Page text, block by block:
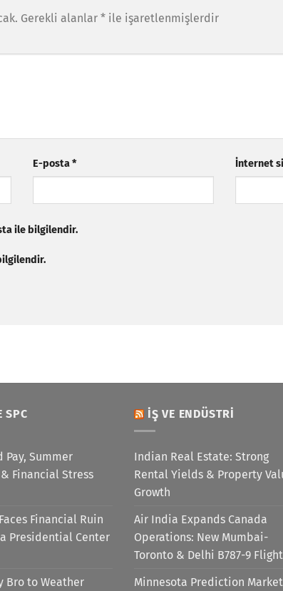
Gerekli alanlar * ile işaretlenmişlerdir
E-posta* İnternet
ile bilgilendir.
SPC
Pay, Summer
Financial Stress
Financial Ruin
Presidential Center
Bro to Weather
İŞ VE ENDÜSTRI
Indian Real Estate: Strong
Rental Yields & Property
Growth
Air India Expands Canada
Operations: New Mumbai-
Toronto & Delhi B787-9
Minnesota Prediction Market